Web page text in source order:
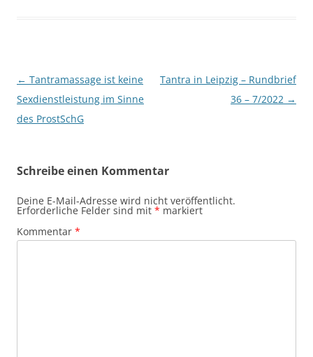
Beitragsnavigation
← Tantramassage ist keine
Sexdienstleistung im Sinne
des ProstSchG
Tantra in Leipzig – Rundbrief
36 – 7/2022 →
Schreibe einen Kommentar
Deine E-Mail-Adresse wird nicht veröffentlicht.
Erforderliche Felder sind mit * markiert
Kommentar *